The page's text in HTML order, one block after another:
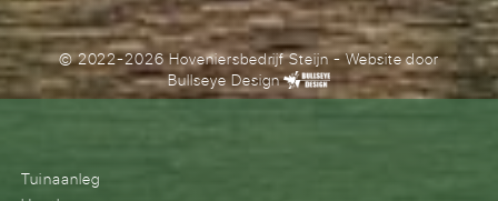
© 2022-2026 Hoveniersbedrijf Steijn- Website door
Bullseye Design
Tuinaanleg